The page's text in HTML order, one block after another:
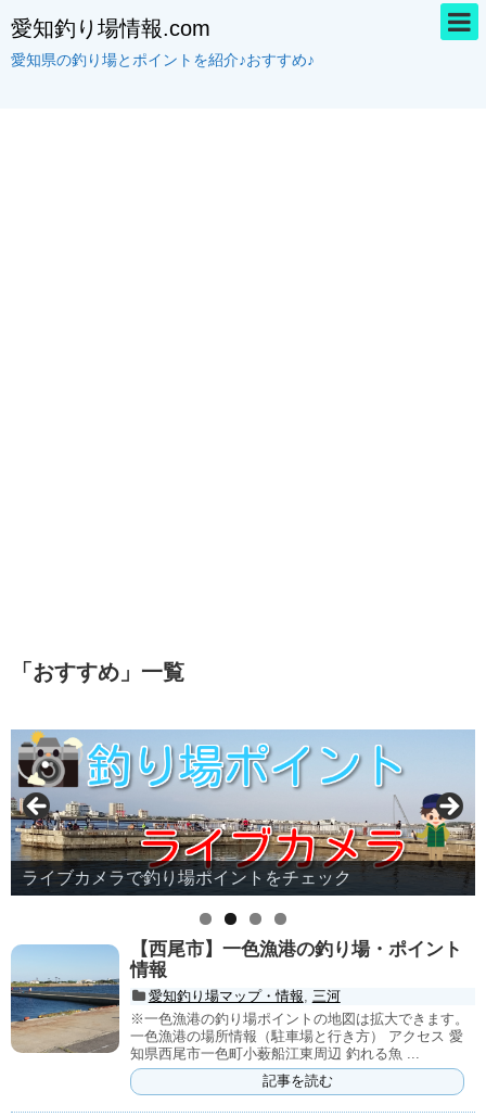
愛知釣り場情報.com
愛知県の釣り場とポイントを紹介♪おすすめ♪
「 おすすめ 」 一覧
ライブカメラで釣り場ポイントをチェック
知多半島の釣り場をマップで見る
【西尾市】一色漁港の釣り場・ポイント
情報
愛知釣り場マップ・情報, 三河
※一色漁港の釣り場ポイントの地図は拡大できます。
一色漁港の場所情報（駐車場と行き方） アクセス 愛
知県西尾市一色町小薮船江東周辺 釣れる魚 ...
記事を読む